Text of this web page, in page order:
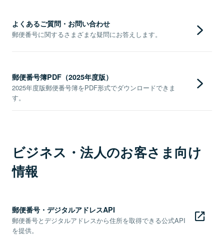
よくあるご質問・お問い合わせ
郵便番号に関するさまざまな疑問にお答えします。
郵便番号簿PDF（2025年度版）
2025年度版郵便番号簿をPDF形式でダウンロードできま
す。
ビジネス・法人のお客さま向け
情報
郵便番号・デジタルアドレスAPI
郵便番号とデジタルアドレスから住所を取得できる公式API
を提供。